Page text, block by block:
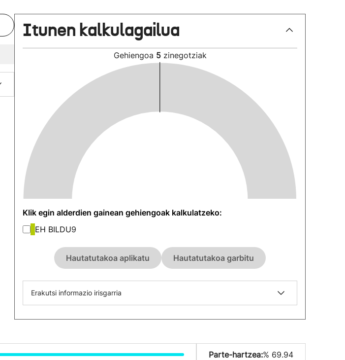
Itunen kalkulagailua
Gehiengoa 5 zinegotziak
Klik egin alderdien gainean gehiengoak kalkulatzeko:
EH BILDU9
Hautatutakoa aplikatu Hautatutakoa garbitu
Erakutsi informazio irisgarria
Parte-hartzea:% 69.94